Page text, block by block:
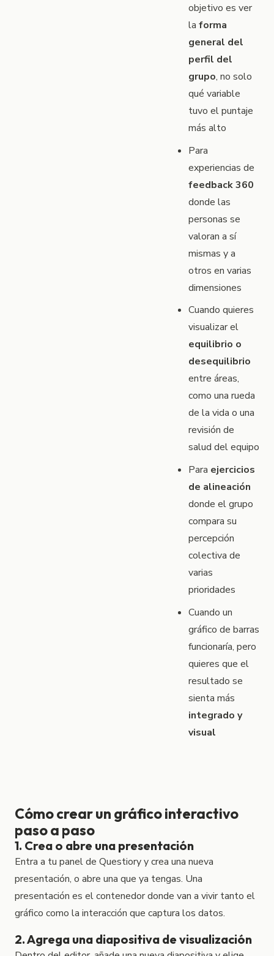
objetivo es ver
la forma
general del
perfil del
grupo, no solo
qué variable
tuvo el puntaje
más alto
Para
experiencias de
feedback 360
donde las
personas se
valoran a sí
mismas y a
otros en varias
dimensiones
Cuando quieres
visualizar el
equilibrio o
desequilibrio
entre áreas,
como una rueda
de la vida o una
revisión de
salud del equipo
Para ejercicios
de alineación
donde el grupo
compara su
percepción
colectiva de
varias
prioridades
Cuando un
gráfico de barras
funcionaría, pero
quieres que el
resultado se
sienta más
integrado y
visual
Cómo crear un gráfico interactivo
paso a paso
1. Crea o abre una presentación
Entra a tu panel de Questiory y crea una nueva
presentación, o abre una que ya tengas. Una
presentación es el contenedor donde van a vivir tanto el
gráfico como la interacción que captura los datos.
2. Agrega una diapositiva de visualización